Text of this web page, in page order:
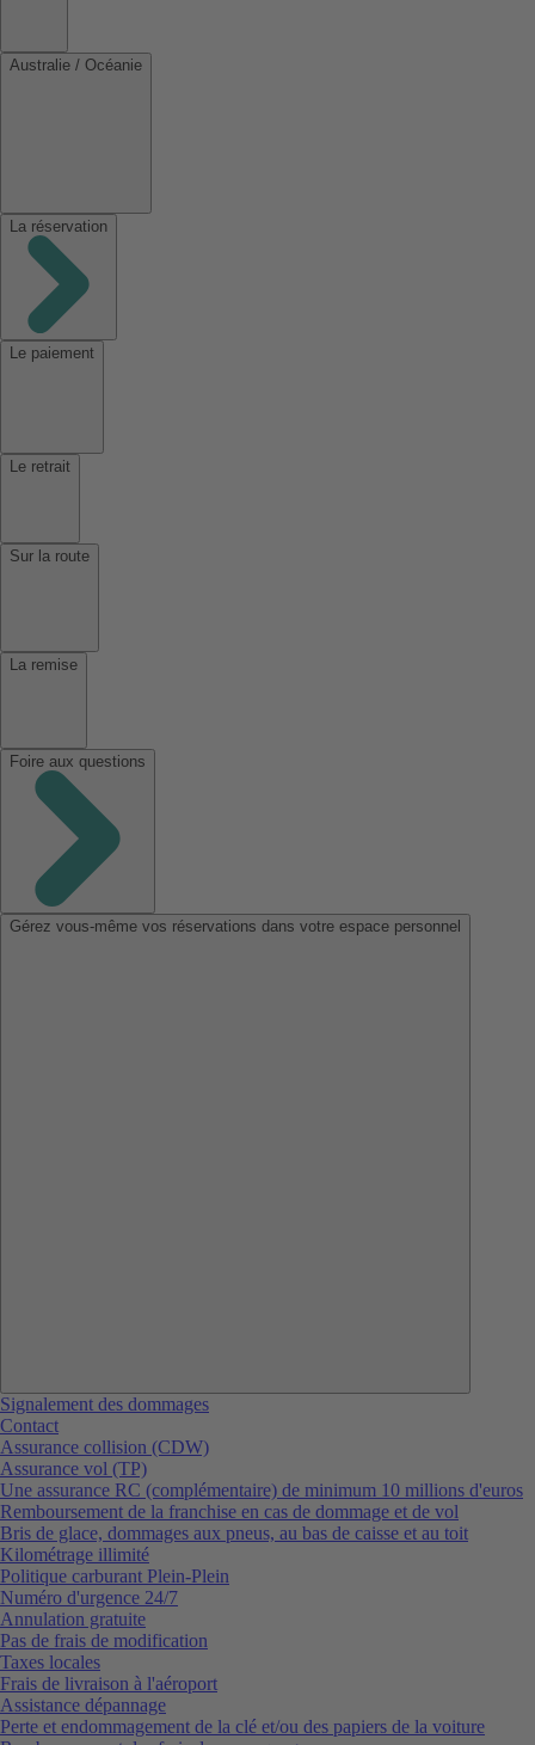
Australie / Océanie
La réservation
Le paiement
Le retrait
Sur la route
La remise
Foire aux questions
Gérez vous-même vos réservations dans votre espace personnel
Signalement des dommages
Contact
Assurance collision (CDW)
Assurance vol (TP)
Une assurance RC (complémentaire) de minimum 10 millions d'euros
Remboursement de la franchise en cas de dommage et de vol
Bris de glace, dommages aux pneus, au bas de caisse et au toit
Kilométrage illimité
Politique carburant Plein-Plein
Numéro d'urgence 24/7
Annulation gratuite
Pas de frais de modification
Taxes locales
Frais de livraison à l'aéroport
Assistance dépannage
Perte et endommagement de la clé et/ou des papiers de la voiture